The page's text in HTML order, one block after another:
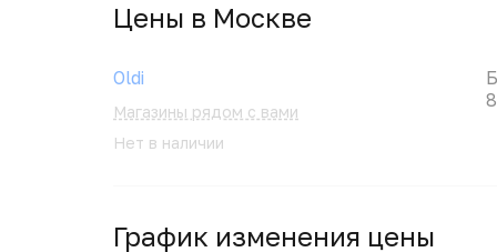
Цены в Москвe
Oldi
Магазины рядом с вами
Нет в наличии
График изменения цены